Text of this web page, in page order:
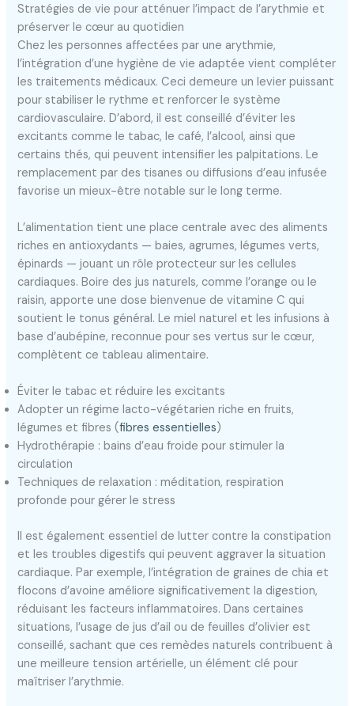
Stratégies de vie pour atténuer l’impact de l’arythmie et
préserver le cœur au quotidien
Chez les personnes affectées par une arythmie,
l’intégration d’une hygiène de vie adaptée vient compléter
les traitements médicaux. Ceci demeure un levier puissant
pour stabiliser le rythme et renforcer le système
cardiovasculaire. D’abord, il est conseillé d’éviter les
excitants comme le tabac, le café, l’alcool, ainsi que
certains thés, qui peuvent intensifier les palpitations. Le
remplacement par des tisanes ou diffusions d’eau infusée
favorise un mieux-être notable sur le long terme.
L’alimentation tient une place centrale avec des aliments
riches en antioxydants — baies, agrumes, légumes verts,
épinards — jouant un rôle protecteur sur les cellules
cardiaques. Boire des jus naturels, comme l’orange ou le
raisin, apporte une dose bienvenue de vitamine C qui
soutient le tonus général. Le miel naturel et les infusions à
base d’aubépine, reconnue pour ses vertus sur le cœur,
complètent ce tableau alimentaire.
Éviter le tabac et réduire les excitants
Adopter un régime lacto-végétarien riche en fruits,
légumes et fibres (fibres essentielles)
Hydrothérapie : bains d’eau froide pour stimuler la
circulation
Techniques de relaxation : méditation, respiration
profonde pour gérer le stress
Il est également essentiel de lutter contre la constipation
et les troubles digestifs qui peuvent aggraver la situation
cardiaque. Par exemple, l’intégration de graines de chia et
flocons d’avoine améliore significativement la digestion,
réduisant les facteurs inflammatoires. Dans certaines
situations, l’usage de jus d’ail ou de feuilles d’olivier est
conseillé, sachant que ces remèdes naturels contribuent à
une meilleure tension artérielle, un élément clé pour
maîtriser l’arythmie.